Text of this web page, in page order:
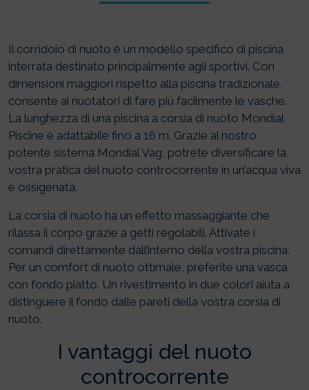
Il corridoio di nuoto è un modello specifico di piscina
interrata destinato principalmente agli sportivi. Con
dimensioni maggiori rispetto alla piscina tradizionale,
consente ai nuotatori di fare più facilmente le vasche.
La lunghezza di una piscina a corsia di nuoto Mondial
Piscine è adattabile fino a 16 m. Grazie al nostro
potente sistema Mondial Vag, potrete diversificare la
vostra pratica del nuoto controcorrente in un’acqua viva
e ossigenata.
La corsia di nuoto ha un effetto massaggiante che
rilassa il corpo grazie a getti regolabili. Attivate i
comandi direttamente dall’interno della vostra piscina.
Per un comfort di nuoto ottimale, preferite una vasca
con fondo piatto. Un rivestimento in due colori aiuta a
distinguere il fondo dalle pareti della vostra corsia di
nuoto.
I vantaggi del nuoto
controcorrente